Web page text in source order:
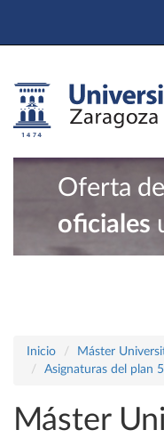
Oferta de
oficiales
Inicio
Máster
Asignaturas del plan
Máster